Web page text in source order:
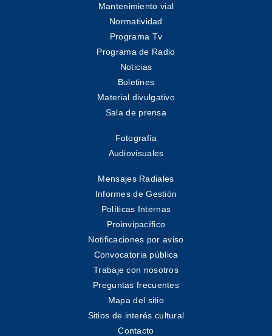
Mantenimiento vial
Normatividad
Programa Tv
Programa de Radio
Noticias
Boletines
Material divulgativo
Sala de prensa
Fotografía
Audiovisuales
Mensajes Radiales
Informes de Gestión
Políticas Internas
Proinvipacífico
Notificaciones por aviso
Convocatoria pública
Trabaje con nosotros
Preguntas frecuentes
Mapa del sitio
Sitios de interés cultural
Contacto